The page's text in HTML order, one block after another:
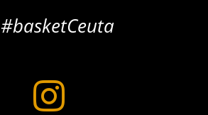
#basketCeuta
